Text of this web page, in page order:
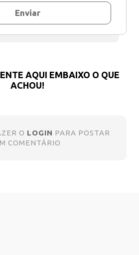
Enviar
AQUI EMBAIXO O QUE
ACHOU!
O LOGIN PARA POSTAR
COMENTÁRIO